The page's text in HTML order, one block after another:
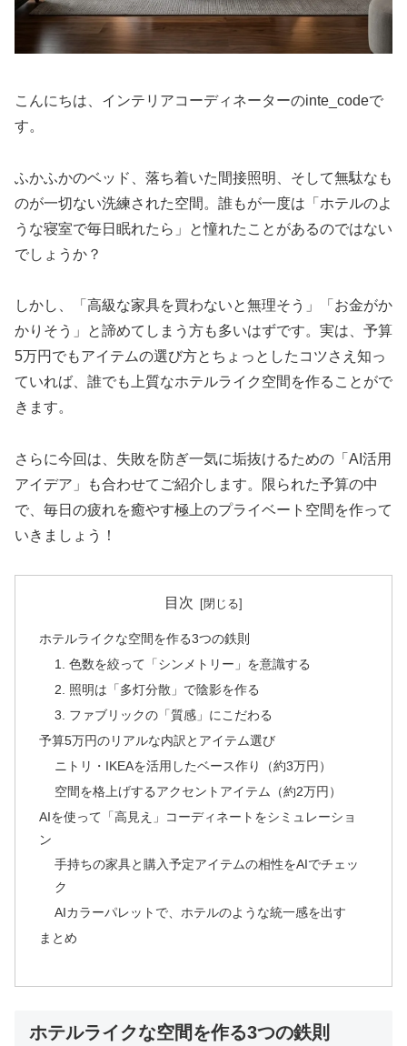
こんにちは、インテリアコーディネーターのinte_codeで
す。
ふかふかのベッド、落ち着いた間接照明、そして無駄なも
のが一切ない洗練された空間。誰もが一度は「ホテルのよ
うな寝室で毎日眠れたら」と憧れたことがあるのではない
でしょうか？
しかし、「高級な家具を買わないと無理そう」「お金がか
かりそう」と諦めてしまう方も多いはずです。実は、予算
5万円でもアイテムの選び方とちょっとしたコツさえ知っ
ていれば、誰でも上質なホテルライク空間を作ることがで
きます。
さらに今回は、失敗を防ぎ一気に垢抜けるための「AI活用
アイデア」も合わせてご紹介します。限られた予算の中
で、毎日の疲れを癒やす極上のプライベート空間を作って
いきましょう！
目次
ホテルライクな空間を作る3つの鉄則
1. 色数を絞って「シンメトリー」を意識する
2. 照明は「多灯分散」で陰影を作る
3. ファブリックの「質感」にこだわる
予算5万円のリアルな内訳とアイテム選び
ニトリ・IKEAを活用したベース作り（約3万円）
空間を格上げするアクセントアイテム（約2万円）
AIを使って「高見え」コーディネートをシミュレーショ
ン
手持ちの家具と購入予定アイテムの相性をAIでチェッ
ク
AIカラーパレットで、ホテルのような統一感を出す
まとめ
ホテルライクな空間を作る3つの鉄則